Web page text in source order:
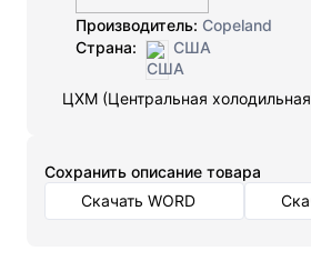
Производитель: Copeland
Страна:
США
ЦХМ (Центральная
Cохранить описание товара
Скачать WORD